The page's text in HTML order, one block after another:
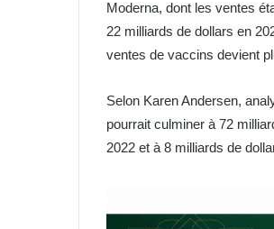
Moderna, dont les ventes
22 milliards de dollars en
ventes de vaccins devient
Selon Karen Andersen,
pourrait culminer à 72
2022 et à 8 milliards de